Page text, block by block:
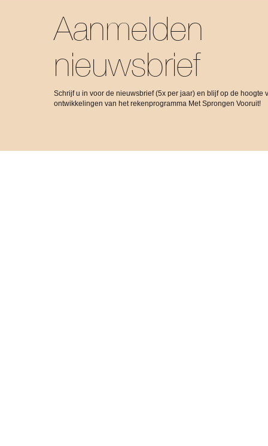
Aanmelden
nieuwsbrief
Schrijf u in voor de nieuwsbrief (5x per jaar) en blijf op de hoogte
ontwikkelingen van het rekenprogramma Met Sprongen Vooruit!